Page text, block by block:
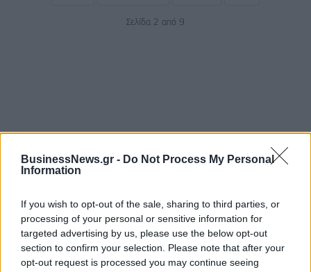
BusinessNews.gr - Do Not Process My Personal
Information
If you wish to opt-out of the sale, sharing to third parties, or
processing of your personal or sensitive information for
targeted advertising by us, please use the below opt-out
section to confirm your selection. Please note that after your
opt-out request is processed you may continue seeing
Σελίδα 2 από 9
Ξηρασία στη Γαλλία: Μέτρα περιορισμού της χρήσης
του νερού